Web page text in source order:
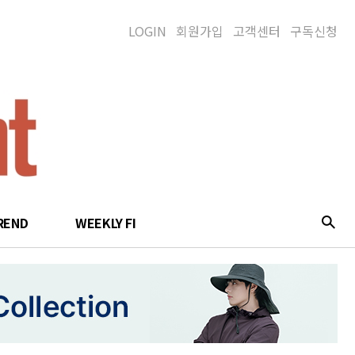
WEEKLY FI
LOGIN 회원가입 고객센터 구독신청